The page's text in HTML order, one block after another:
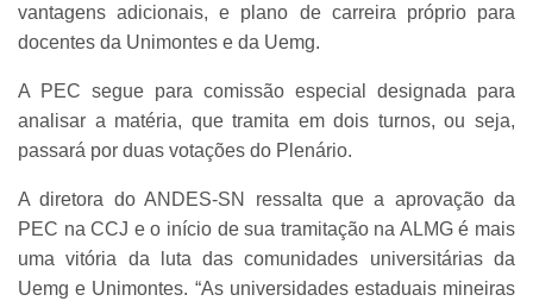
vantagens adicionais, e plano de carreira próprio para
docentes da Unimontes e da Uemg.
A PEC segue para comissão especial designada para
analisar a matéria, que tramita em dois turnos, ou seja,
passará por duas votações do Plenário.
A diretora do ANDES-SN ressalta que a aprovação da
PEC na CCJ e o início de sua tramitação na ALMG é mais
uma vitória da luta das comunidades universitárias da
Uemg e Unimontes. “As universidades estaduais mineiras